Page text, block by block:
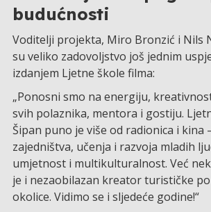
budućnosti
Voditelji projekta, Miro Bronzić i Nils
su veliko zadovoljstvo još jednim
izdanjem Ljetne škole filma:
„Ponosni smo na energiju,
svih polaznika, mentora i gostiju.
Šipan puno je više od radionica i kina
zajedništva, učenja i razvoja mladih
umjetnost i multikulturalnost. Već
je i nezaobilazan kreator turističke
okolice. Vidimo se i sljedeće godine!“